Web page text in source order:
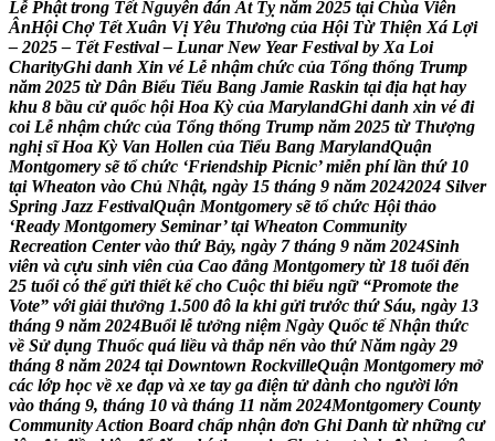
Lễ Phật trong Tết Nguyên đán Ất Tỵ năm 2025 tại Chùa Viên
ÂnHội Chợ Tết Xuân Vị Yêu Thương của Hội Từ Thiện Xá Lợi
– 2025 – Tết Festival – Lunar New Year Festival by Xa Loi
CharityGhi danh Xin vé Lễ nhậm chức của Tổng thống Trump
năm 2025 từ Dân Biểu Tiểu Bang Jamie Raskin tại địa hạt hay
khu 8 bầu cử quốc hội Hoa Kỳ của MarylandGhi danh xin vé đi
coi Lễ nhậm chức của Tổng thống Trump năm 2025 từ Thượng
nghị sĩ Hoa Kỳ Van Hollen của Tiểu Bang MarylandQuận
Montgomery sẽ tổ chức ‘Friendship Picnic’ miễn phí lần thứ 10
tại Wheaton vào Chủ Nhật, ngày 15 tháng 9 năm 20242024 Silver
Spring Jazz FestivalQuận Montgomery sẽ tổ chức Hội thảo
‘Ready Montgomery Seminar’ tại Wheaton Community
Recreation Center vào thứ Bảy, ngày 7 tháng 9 năm 2024Sinh
viên và cựu sinh viên của Cao đẳng Montgomery từ 18 tuổi đến
25 tuổi có thể gửi thiết kế cho Cuộc thi biểu ngữ “Promote the
Vote” với giải thưởng 1.500 đô la khi gửi trước thứ Sáu, ngày 13
tháng 9 năm 2024Buổi lễ tưởng niệm Ngày Quốc tế Nhận thức
về Sử dụng Thuốc quá liều và thắp nến vào thứ Năm ngày 29
tháng 8 năm 2024 tại Downtown RockvilleQuận Montgomery mở
các lớp học về xe đạp và xe tay ga điện tử dành cho người lớn
vào tháng 9, tháng 10 và tháng 11 năm 2024Montgomery County
CommunityAction Board chấp nhận đơn Ghi Danh từ những cư